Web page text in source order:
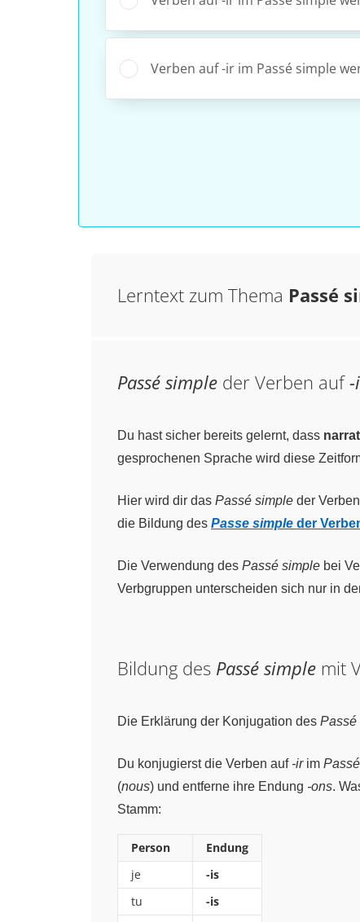
Verben auf -ir im Passé simple
Lerntext zum Thema Passé
Passé simple der Verben auf
Du hast sicher bereits gelernt, dass
gesprochenen Sprache wird diese
Hier wird dir das Passé simple der
die Bildung des Passe simple der
Die Verwendung des Passé simple bei
Verbgruppen unterscheiden sich nur in
Bildung des Passé simple mit
Die Erklärung der Konjugation des Passé
Du konjugierst die Verben auf -irim
(nous) und entferne ihre Endung -ons.
Stamm:
Person
Endung
je
-is
tu
-is